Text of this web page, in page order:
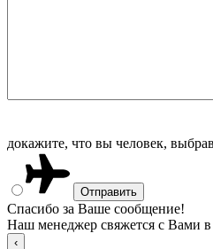
докажите, что вы человек, выбрав
Спасибо за Ваше сообщение!
Наш менеджер свяжется с Вами